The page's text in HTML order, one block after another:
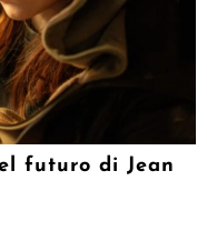
futuro di Jean